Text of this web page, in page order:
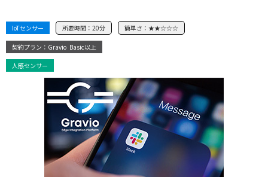
IoTセンサー 所要時間： 20分 簡単さ： ★★☆☆☆
契約プラン：Gravio Basic以上
人感センサー